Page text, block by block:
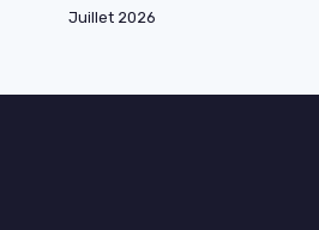
Juillet 2026